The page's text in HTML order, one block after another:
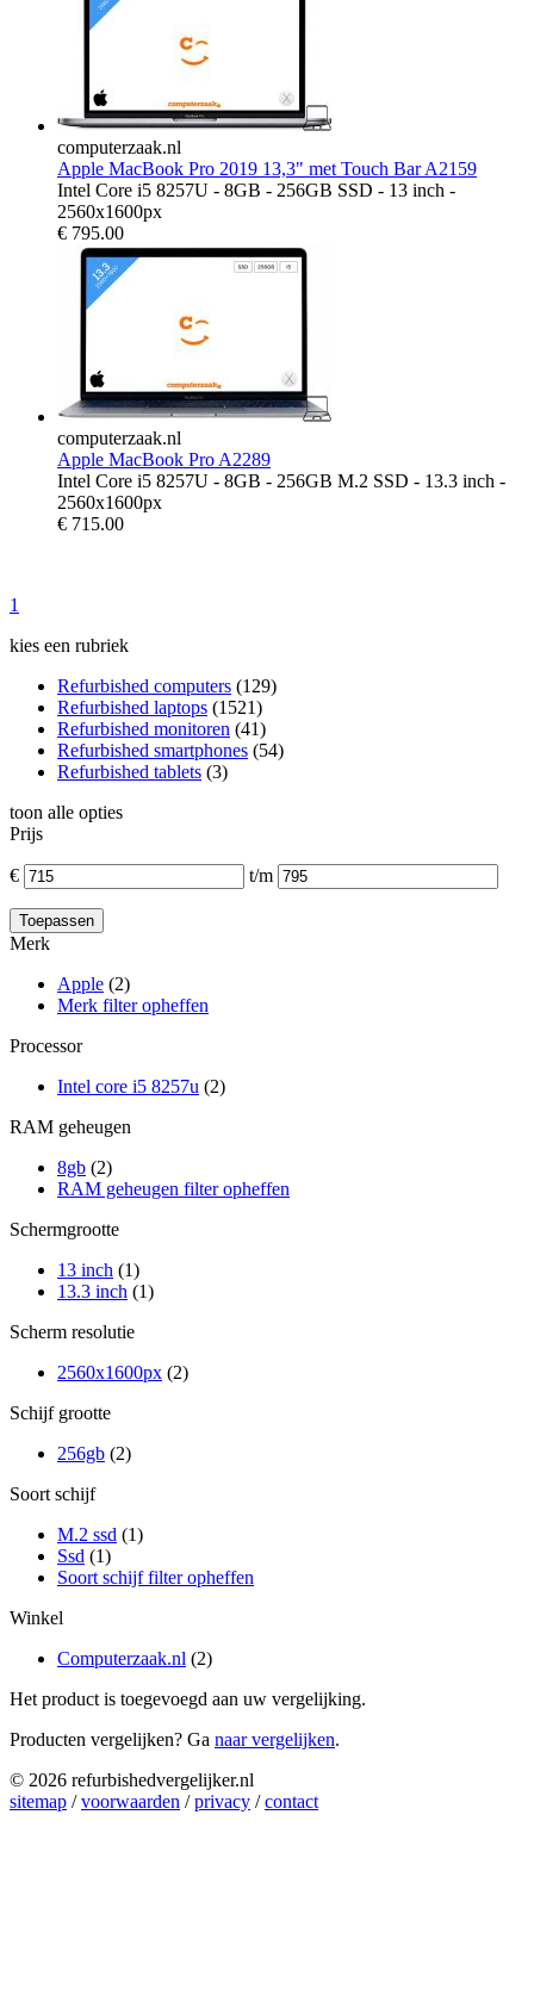
computerzaak.nl
Apple MacBook Pro 2019 13,3" met Touch Bar A2159
Intel Core i5 8257U - 8GB - 256GB SSD - 13 inch -
2560x1600px
€ 795.00
computerzaak.nl
Apple MacBook Pro A2289
Intel Core i5 8257U - 8GB - 256GB M.2 SSD - 13.3 inch -
2560x1600px
€ 715.00
1
kies een rubriek
Refurbished computers (129)
Refurbished laptops (1521)
Refurbished monitoren (41)
Refurbished smartphones (54)
Refurbished tablets (3)
toon alle opties
Prijs
€ t/m
Merk
Apple (2)
Merk filter opheffen
Processor
Intel core i5 8257u (2)
RAM geheugen
8gb (2)
RAM geheugen filter opheffen
Schermgrootte
13 inch (1)
13.3 inch (1)
Scherm resolutie
2560x1600px (2)
Schijf grootte
256gb (2)
Soort schijf
M.2 ssd (1)
Ssd (1)
Soort schijf filter opheffen
Winkel
Computerzaak.nl (2)
Het product is toegevoegd aan uw vergelijking.
Producten vergelijken? Ga naar vergelijken.
© 2026 refurbishedvergelijker.nl
sitemap /voorwaarden /privacy /contact